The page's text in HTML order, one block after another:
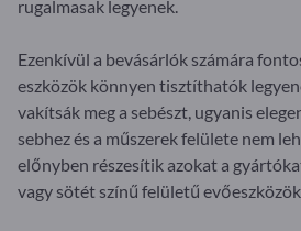
rugalmasak legyenek.
Ezenkívül a bevásárlók számára
eszközök könnyen tisztíthatók
vakítsák meg a sebészt, ugyanis
sebhez és a műszerek felülete nem
előnyben részesítik azokat a
vagy sötét színű felületű